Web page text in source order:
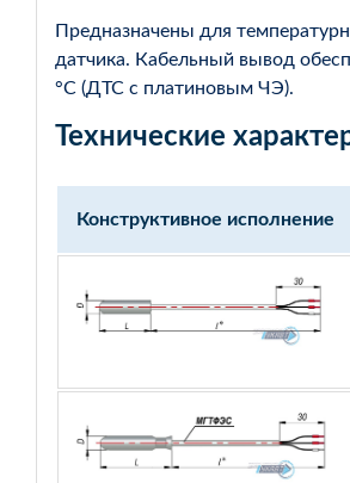
Предназначены для
датчика. Кабельный вывод
°С (ДТС с платиновым ЧЭ).
Технические
Конструктивное исполнение